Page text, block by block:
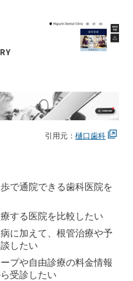
引用元： 樋口歯科
で通院できる歯科医院を
する医院を比較したい
に加えて、根管治療や予
したい
プや自由診療の料金情報
受診したい